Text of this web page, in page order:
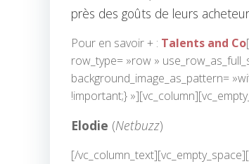
près des goûts de leurs
Pour en savoir + : Talents and Co
row_type= »row »
background_image_as_pattern=
!important;}
Elodie (Netbuzz)
[/